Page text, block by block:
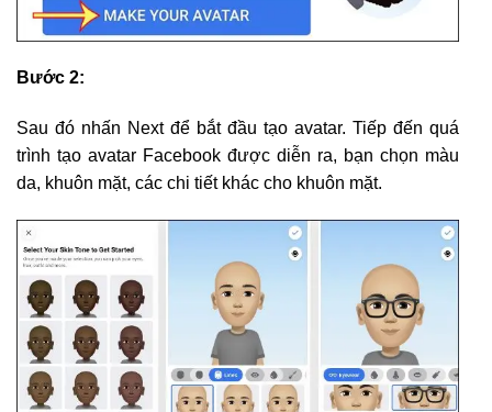
Bước 2:
Sau đó nhấn Next để bắt đầu tạo avatar. Tiếp đến quá
trình tạo avatar Facebook được diễn ra, bạn chọn màu
da, khuôn mặt, các chi tiết khác cho khuôn mặt.